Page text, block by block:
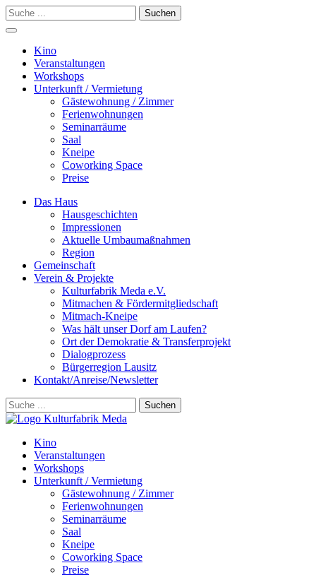
Suchen
Kino
Veranstalt­ungen
Workshops
Unterkunft / Vermietung
Gäste­wohnung / Zimmer
Ferien­wohnungen
Seminarräume
Saal
Kneipe
Coworking Space
Preise
Das Haus
Hausgeschichten
Impressionen
Aktuelle Umbaumaßnahmen
Region
Gemeinschaft
Verein & Projekte
Kulturfabrik Meda e.V.
Mitmachen & Fördermitgliedschaft
Mitmach-Kneipe
Was hält unser Dorf am Laufen?
Ort der Demokratie & Transferprojekt
Dialogprozess
Bürgerregion Lausitz
Kontakt/Anreise/Newsletter
Suchen
Kino
Veranstalt­ungen
Workshops
Unterkunft / Vermietung
Gäste­wohnung / Zimmer
Ferien­wohnungen
Seminarräume
Saal
Kneipe
Coworking Space
Preise